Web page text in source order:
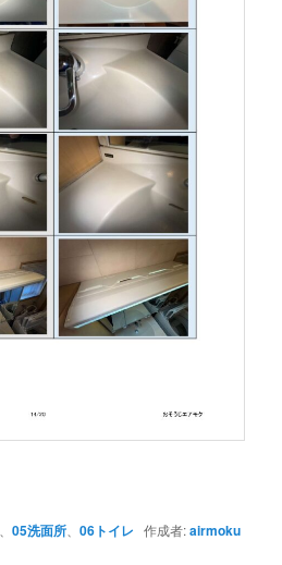
、05洗面所 、06トイレ 作成者:airmoku